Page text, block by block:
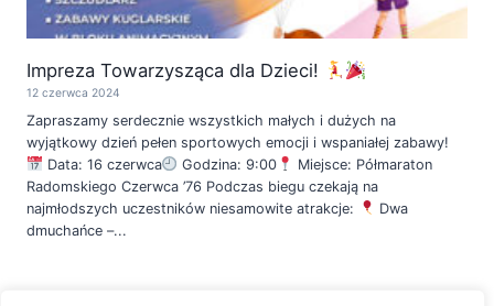
Impreza Towarzysząca dla Dzieci!
12 czerwca 2024
Zapraszamy serdecznie wszystkich małych i dużych na
wyjątkowy dzień pełen sportowych emocji i wspaniałej zabawy!
Data: 16 czerwca
Godzina: 9:00
Miejsce: Półmaraton
Radomskiego Czerwca ’76 Podczas biegu czekają na
najmłodszych uczestników niesamowite atrakcje:
Dwa
dmuchańce –...